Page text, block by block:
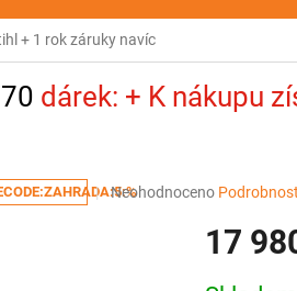
+ 1 rok záruky navíc
+ K nákupu
Průměrné
Neohodnoceno
17